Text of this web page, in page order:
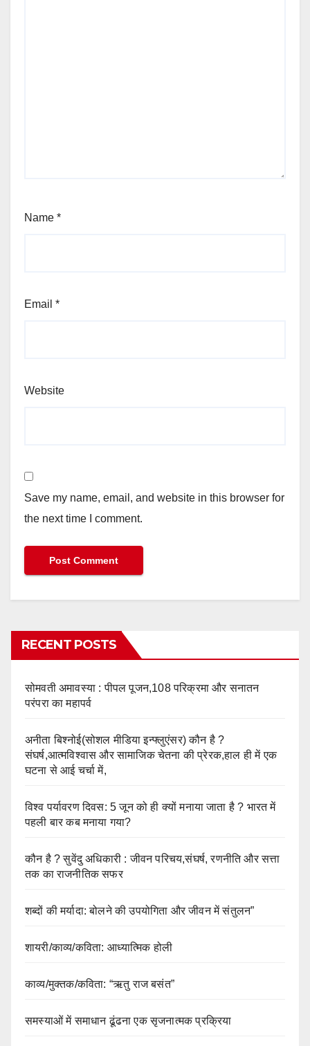
Name *
Email *
Website
Save my name, email, and website in this browser for
the next time I comment.
RECENT POSTS
सोमवती अमावस्या : पीपल पूजन,108 परिक्रमा और सनातन
परंपरा का महापर्व
अनीता बिश्नोई(सोशल मीडिया इन्फ्लुएंसर) कौन है ?
संघर्ष,आत्मविश्वास और सामाजिक चेतना की प्रेरक,हाल ही में एक
घटना से आई चर्चा में,
विश्व पर्यावरण दिवस: 5 जून को ही क्यों मनाया जाता है ? भारत में
पहली बार कब मनाया गया?
कौन है ? सुवेंदु अधिकारी : जीवन परिचय,संघर्ष, रणनीति और सत्ता
तक का राजनीतिक सफर
शब्दों की मर्यादा: बोलने की उपयोगिता और जीवन में संतुलन”
शायरी/काव्य/कविता: आध्यात्मिक होली
काव्य/मुक्तक/कविता: “ऋतु राज बसंत”
समस्याओं में समाधान ढूंढना एक सृजनात्मक प्रक्रिया